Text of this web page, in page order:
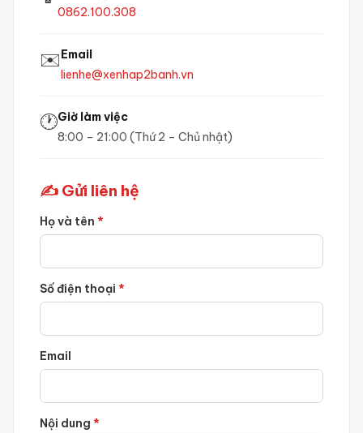
0862.100.308
✉️Email
lienhe@xenhap2banh.vn
🕐Giờ làm việc
8:00 – 21:00 (Thứ 2 – Chủ nhật)
✍️ Gửi liên hệ
Họ và tên *
Số điện thoại *
Email
Nội dung *